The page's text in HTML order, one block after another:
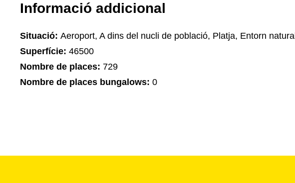
Informació addicional
Situació: Aeroport, A dins del nucli de població, Platja, Entorn natural
Superfície: 46500
Nombre de places: 729
Nombre de places bungalows: 0